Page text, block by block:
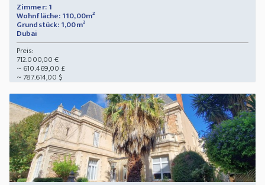
Zimmer: 1
Wohnfläche: 110,00m²
Grundstück: 1,00m²
Dubai
Preis:
712.000,00 €
~ 610.469,00 £
~ 787.614,00 $